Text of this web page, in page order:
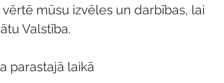
mūsu izvēles un darbības, lai
Valstība.
parastajā laikā